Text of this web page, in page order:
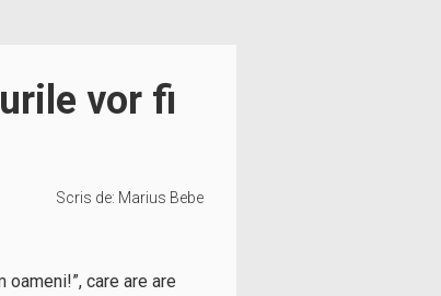
vor fi
Scris de: Marius Bebe
care are are